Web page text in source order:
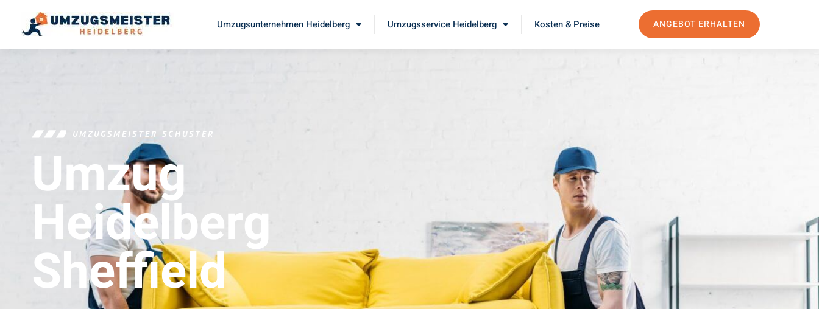
Umzugsunternehmen Heidelberg Umzugsservice Heidelberg Kosten & Preise ANGEBOT ERHALTEN
UMZUGSMEISTER SCHUSTER
Umzug
Heidelberg
Sheffield